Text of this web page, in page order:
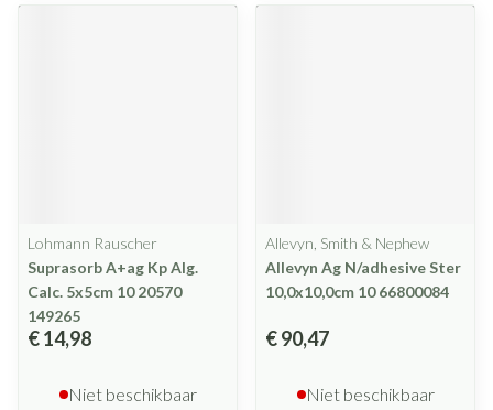
Lohmann Rauscher
Suprasorb A+ag Kp Alg.
Calc. 5x5cm 10 20570
149265
€ 14,98
Niet beschikbaar
Allevyn, Smith & Nephew
Allevyn Ag N/adhesive Ster
10,0x10,0cm 10 66800084
€ 90,47
Niet beschikbaar